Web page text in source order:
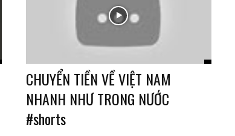
CHUYỂN TIỀN VỀ VIỆT NAM
NHANH NHƯ TRONG NƯỚC
#shorts